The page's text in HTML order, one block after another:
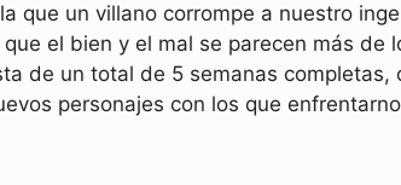
que un villano corrompe a nuestro
el bien y el mal se parecen más
de un total de 5 semanas
personajes con los que